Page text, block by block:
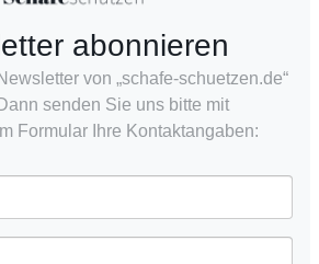
abonnieren
von „schafe-schuetzen.de“
senden Sie uns bitte mit
Formular Ihre Kontaktangaben: